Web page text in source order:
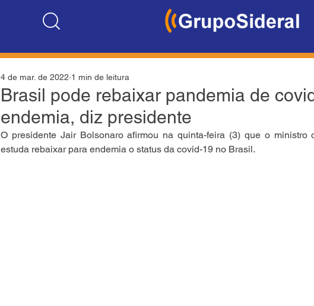
Brasil pode rebaixar pandemia de
endemia, diz presidente
4 de mar. de 2022 1 min de leitura
O presidente Jair Bolsonaro afirmou na quinta-feira (3) que o ministro
estuda rebaixar para endemia o status da covid-19 no Brasil.